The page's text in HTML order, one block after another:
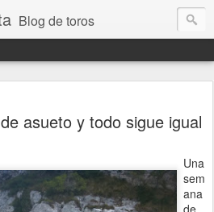
Blog de toros
asueto y todo sigue igual
Una
sem
ana
de